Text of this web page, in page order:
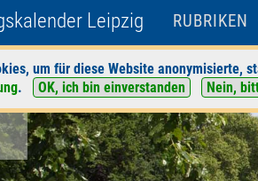
Leipzig RUBRIKEN
um für diese Website
. OK, ich bin einverstanden Nein,